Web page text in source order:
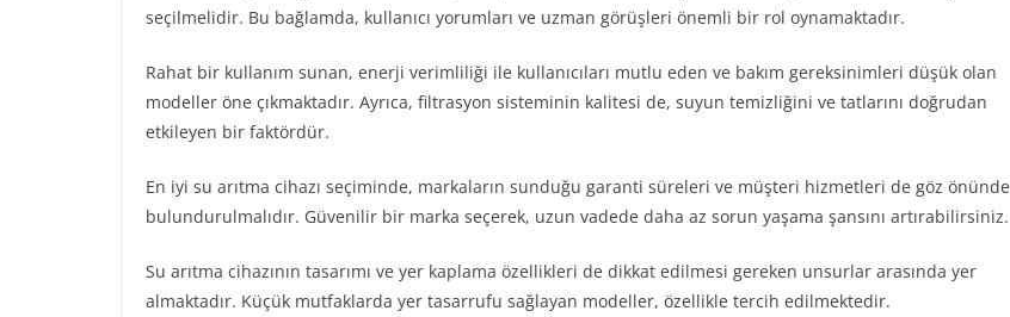
seçilmelidir. Bu bağlamda, kullanıcı yorumları ve uzman görüşleri önemli bir rol oynamaktadır.
Rahat bir kullanım sunan, enerji verimliliği ile kullanıcıları mutlu eden ve bakım gereksinimleri düşük olan
modeller öne çıkmaktadır. Ayrıca, filtrasyon sisteminin kalitesi de, suyun temizliğini ve tatlarını doğrudan
etkileyen bir faktördür.
En iyi su arıtma cihazı seçiminde, markaların sunduğu garanti süreleri ve müşteri hizmetleri de göz önünde
bulundurulmalıdır. Güvenilir bir marka seçerek, uzun vadede daha az sorun yaşama şansını artırabilirsiniz.
Su arıtma cihazının tasarımı ve yer kaplama özellikleri de dikkat edilmesi gereken unsurlar arasında yer
almaktadır. Küçük mutfaklarda yer tasarrufu sağlayan modeller, özellikle tercih edilmektedir.